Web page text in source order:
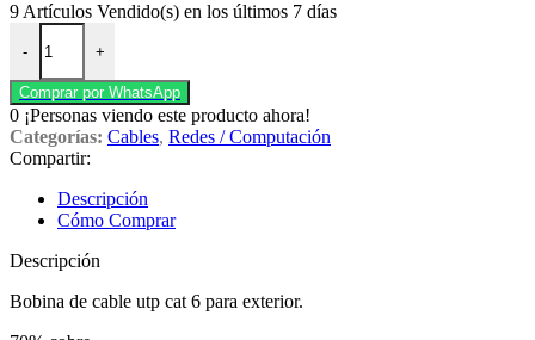
9 Artículos Vendido(s) en los últimos 7 días
-
Bobina de cable utp cat 6 305 mtrs para exterior 70% Stc. cantidad
+
Comprar por WhatsApp
0 ¡Personas viendo este producto ahora!
Categorías: Cables, Redes / Computación
Compartir:
Descripción
Cómo Comprar
Descripción
Bobina de cable utp cat 6 para exterior.